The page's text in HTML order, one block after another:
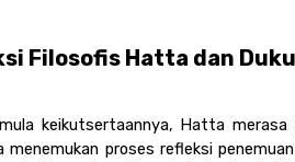
Filosofis Hatta dan
keikutsertaannya, Hatta merasa
menemukan proses refleksi